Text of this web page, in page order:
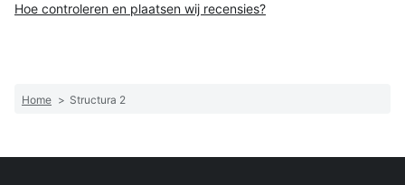
Hoe controleren en plaatsen wij recensies?
Home > Structura 2